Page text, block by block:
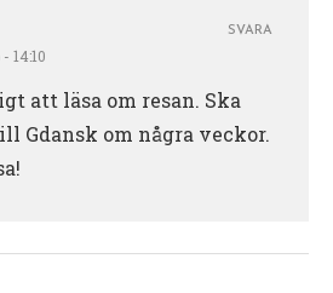
14:10
att läsa om resan. Ska
Gdansk om några veckor.
SVARA